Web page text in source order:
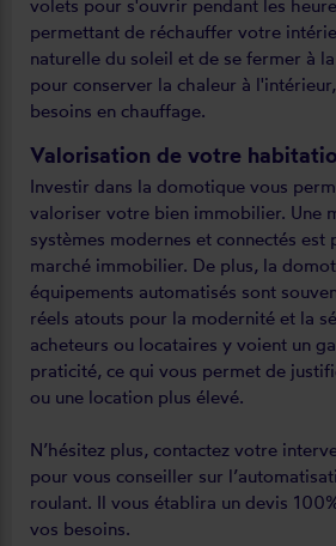
volets pour s'ouvrir pendant les
permettant de réchauffer votre
naturelle du soleil et de se fermer à
pour conserver la chaleur à
besoins en chauffage.
Valorisation de votre
Investir dans la domotique vous
valoriser votre bien immobilier. Une
systèmes modernes et connectés
marché immobilier. De plus, la
équipements automatisés sont
réels atouts pour la modernité et la
acheteurs ou locataires y voient un
praticité, ce qui vous permet de
ou une location plus élevé.
N’hésitez plus, contactez votre
pour vous conseiller sur
roulant. Il vous établira un devis
vos besoins.